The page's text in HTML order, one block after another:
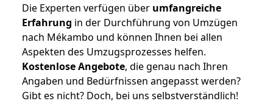
Die Experten verfügen über umfangreiche
Erfahrung in der Durchführung von Umzügen
nach Mékambo und können Ihnen bei allen
Aspekten des Umzugsprozesses helfen.
Kostenlose Angebote, die genau nach Ihren
Angaben und Bedürfnissen angepasst werden?
Gibt es nicht? Doch, bei uns selbstverständlich!